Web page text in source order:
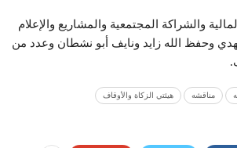
والشراكة المجتمعية والمشاريع والإعلام
مهدي وحفظ الله زايد ونايف أبو نشطان وعدد من
مناقشه هيئتي الزكاة والأوقاف